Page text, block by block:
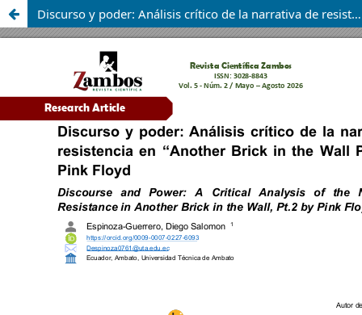
Discurso y poder: Análisis crítico de la narrativa de resistencia en “Another Brick in the Wall Pt. 2”. De Pink Floyd